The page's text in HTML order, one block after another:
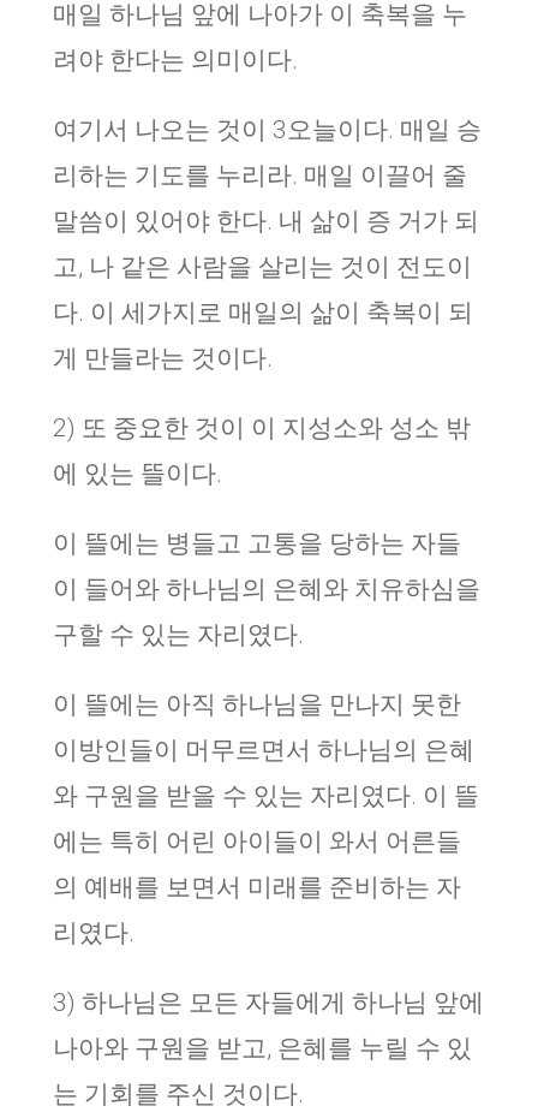
매일 하나님 앞에 나아가 이 축복을 누
려야 한다는 의미이다.
여기서 나오는 것이 3오늘이다. 매일 승
리하는 기도를 누리라. 매일 이끌어 줄
말씀이 있어야 한다. 내 삶이 증 거가 되
고, 나 같은 사람을 살리는 것이 전도이
다. 이 세가지로 매일의 삶이 축복이 되
게 만들라는 것이다.
2) 또 중요한 것이 이 지성소와 성소 밖
에 있는 뜰이다.
이 뜰에는 병들고 고통을 당하는 자들
이 들어와 하나님의 은혜와 치유하심을
구할 수 있는 자리였다.
이 뜰에는 아직 하나님을 만나지 못한
이방인들이 머무르면서 하나님의 은혜
와 구원을 받을 수 있는 자리였다. 이 뜰
에는 특히 어린 아이들이 와서 어른들
의 예배를 보면서 미래를 준비하는 자
리였다.
3) 하나님은 모든 자들에게 하나님 앞에
나아와 구원을 받고, 은혜를 누릴 수 있
는 기회를 주신 것이다.